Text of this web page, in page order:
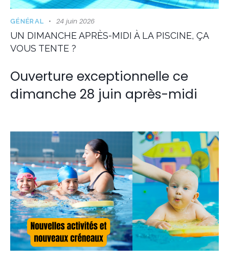
GÉNÉRAL 24 juin 2026
UN DIMANCHE APRÈS-MIDI À LA PISCINE, ÇA
VOUS TENTE ?
Ouverture exceptionnelle ce
dimanche 28 juin après-midi